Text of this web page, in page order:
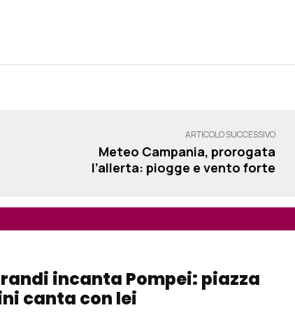
ARTICOLO SUCCESSIVO
Meteo Campania, prorogata
l’allerta: piogge e vento forte
incanta Pompei: piazza
canta con lei